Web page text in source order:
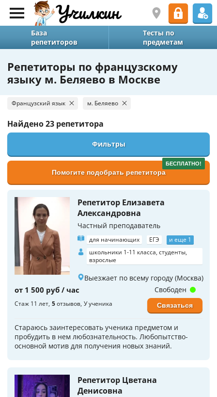
База
репетиторов
Тесты по
предметам
Репетиторы по французскому
языку м. Беляево в Москве
Французский язык м. Беляево
Найдено23 репетитора
Фильтры
БЕСПЛАТНО!
Помогите подобрать репетитора
Репетитор Елизавета
Александровна
Частный преподаватель
для начинающих ЕГЭ
и еще 1
школьники 1-11 класса, студенты,
взрослые
Выезжает по всему городу (Москва)
от 1 500 руб / час
Стаж 11 лет 5отзывов У ученика
Стараюсь заинтересовать ученика предметом и
пробудить в нем любознательность. Любопытство-
основной мотив для получения новых знаний.
Свободен
Связаться
Репетитор Цветана
Денисовна